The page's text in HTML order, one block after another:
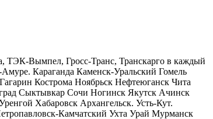
Вымпел, Гросс-Транс, Транскарго в каждый
Караганда Каменск-Уральский Гомель
Кострома Ноябрьск Нефтеюганск Чита
Сыктывкар Сочи Ногинск Якутск Ачинск
Хабаровск Архангельск. Усть-Кут.
Камчатский Ухта Урай Мурманск